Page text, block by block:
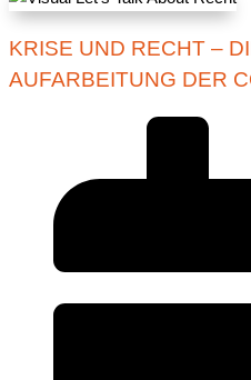
KRISE UND RECHT –
AUFARBEITUNG DER